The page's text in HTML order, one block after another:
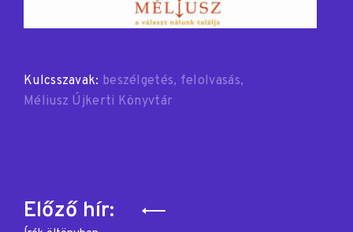
Kulcsszavak: beszélgetés felolvasás
Méliusz Újkerti Könyvtár
Bejegyzés
Előző hír: